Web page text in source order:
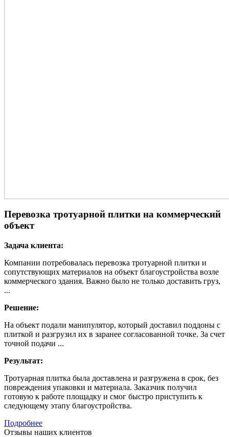
Перевозка тротуарной плитки на коммерческий
объект
Задача клиента:
Компании потребовалась перевозка тротуарной плитки и
сопутствующих материалов на объект благоустройства возле
коммерческого здания. Важно было не только доставить груз,
...
Решение:
На объект подали манипулятор, который доставил поддоны с
плиткой и разгрузил их в заранее согласованной точке. За счет
точной подачи ...
Результат:
Тротуарная плитка была доставлена и разгружена в срок, без
повреждения упаковки и материала. Заказчик получил
готовую к работе площадку и смог быстро приступить к
следующему этапу благоустройства.
Подробнее
Отзывы наших клиентов